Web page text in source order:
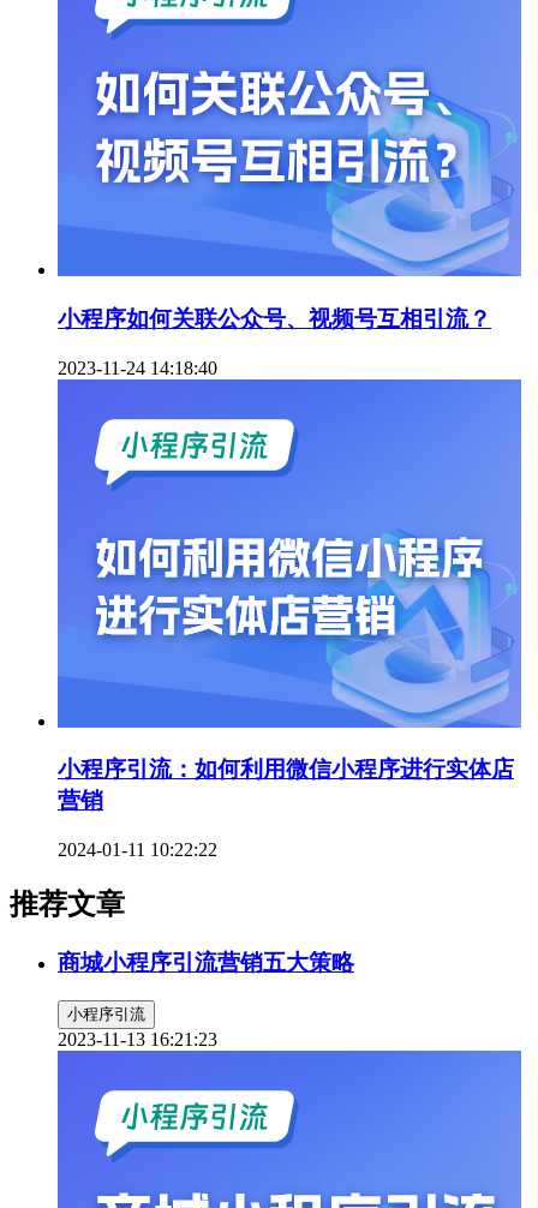
小程序如何关联公众号、视频号互相引流？
2023-11-24 14:18:40
小程序引流：如何利用微信小程序进行实体店
营销
2024-01-11 10:22:22
推荐文章
商城小程序引流营销五大策略
小程序引流
2023-11-13 16:21:23